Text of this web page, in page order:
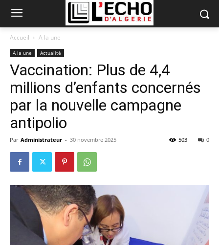
Accueil A la une
A la une Actualité
Vaccination: Plus de 4,4
millions d’enfants concernés
par la nouvelle campagne
antipolio
Par Administrateur - 30 novembre 2025 0
503